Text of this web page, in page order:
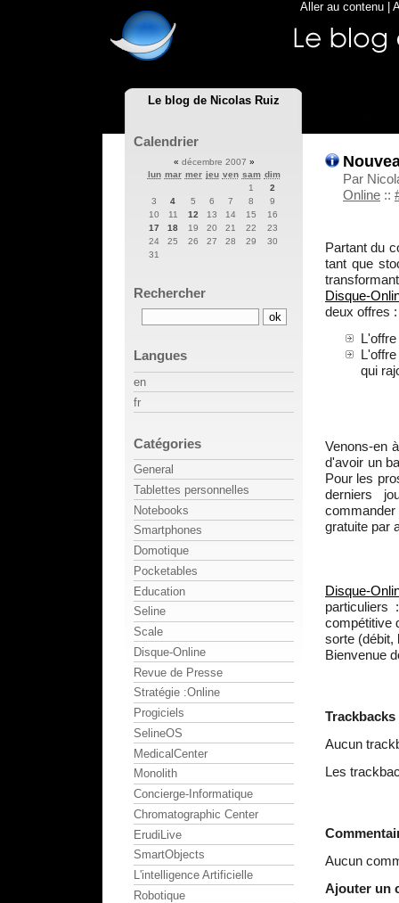
Le blog de Nicolas Ruiz
Aller au contenu
Par
Online ::
Partant du
tant que
Disque-
deux offres :
qui
Venons-en
d'avoir un
Pour les
derniers
gratuite par
Disque-
compétitive
sorte (débit,
Bienvenue
Trackbacks
Aucun
Les
Aucun
Ajouter un
Calendrier
« décembre 2007 »
lun mar mer jeu ven sam dim
1
2
3
4 5 6 7 8
9
10
11 12 13 14 15
16
17
18 19 20 21 22
23
24
25 26 27 28 29
30
31
Rechercher
Langues
en
fr
Catégories
General
Tablettes personnelles
Notebooks
Smartphones
Domotique
Pocketables
Education
Seline
Scale
Disque-Online
Revue de Presse
Stratégie :Online
Progiciels
SelineOS
MedicalCenter
Monolith
Concierge-Informatique
Chromatographic Center
ErudiLive
SmartObjects
L'intelligence Artificielle
Robotique